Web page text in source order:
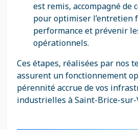
est remis, accompagné de
pour optimiser l’entretien
performance et prévenir
opérationnels.
Ces étapes, réalisées par nos
assurent un fonctionnement
pérennité accrue de vos
industrielles à Saint-Brice-sur-